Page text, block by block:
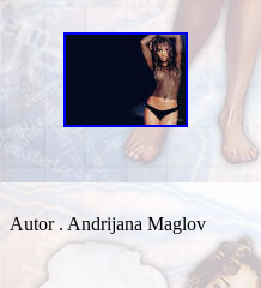
Autor . Andrijana Maglov